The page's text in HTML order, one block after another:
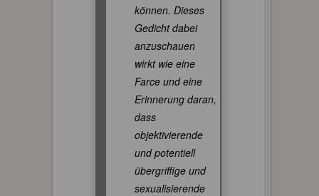
können. Dieses
Gedicht dabei
anzuschauen
wirkt wie eine
Farce und eine
Erinnerung daran,
dass
objektivierende
und potentiell
übergriffige und
sexualisierende